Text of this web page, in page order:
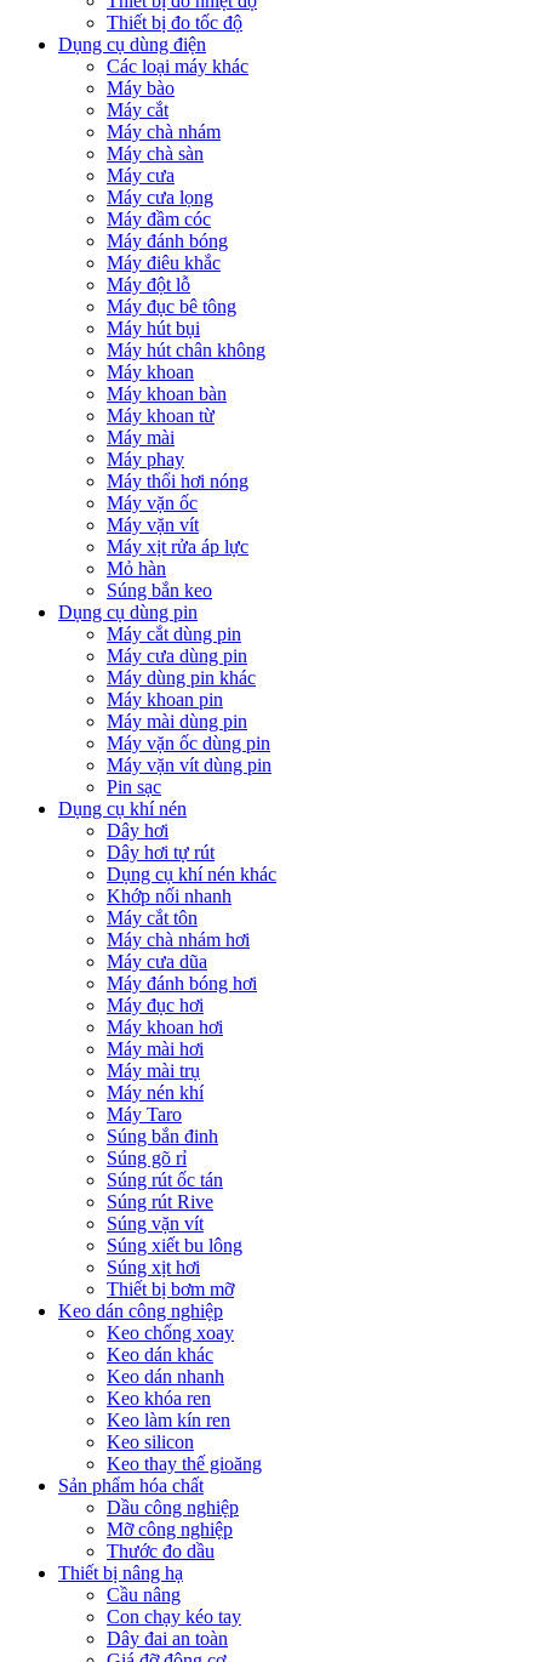
Thiết bị đo tốc độ
Dụng cụ dùng điện
Các loại máy khác
Máy bào
Máy cắt
Máy chà nhám
Máy chà sàn
Máy cưa
Máy cưa lọng
Máy đầm cóc
Máy đánh bóng
Máy điêu khắc
Máy đột lỗ
Máy đục bê tông
Máy hút bụi
Máy hút chân không
Máy khoan
Máy khoan bàn
Máy khoan từ
Máy mài
Máy phay
Máy thổi hơi nóng
Máy vặn ốc
Máy vặn vít
Máy xịt rửa áp lực
Mỏ hàn
Súng bắn keo
Dụng cụ dùng pin
Máy cắt dùng pin
Máy cưa dùng pin
Máy dùng pin khác
Máy khoan pin
Máy mài dùng pin
Máy vặn ốc dùng pin
Máy vặn vít dùng pin
Pin sạc
Dụng cụ khí nén
Dây hơi
Dây hơi tự rút
Dụng cụ khí nén khác
Khớp nối nhanh
Máy cắt tôn
Máy chà nhám hơi
Máy cưa dũa
Máy đánh bóng hơi
Máy đục hơi
Máy khoan hơi
Máy mài hơi
Máy mài trụ
Máy nén khí
Máy Taro
Súng bắn đinh
Súng gõ rỉ
Súng rút ốc tán
Súng rút Rive
Súng vặn vít
Súng xiết bu lông
Súng xịt hơi
Thiết bị bơm mỡ
Keo dán công nghiệp
Keo chống xoay
Keo dán khác
Keo dán nhanh
Keo khóa ren
Keo làm kín ren
Keo silicon
Keo thay thế gioăng
Sản phẩm hóa chất
Dầu công nghiệp
Mỡ công nghiệp
Thước đo dầu
Thiết bị nâng hạ
Cầu nâng
Con chạy kéo tay
Dây đai an toàn